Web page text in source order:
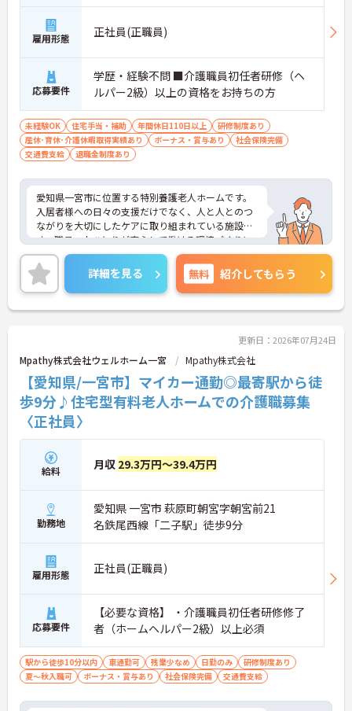
雇用形態 正社員(正職員)
応募要件
学歴・経験不問 ■介護職員初任者研修（ヘ
ルパー2級）以上の資格をお持ちの方
未経験OK 住宅手当・補助 年間休日110日以上
研修制度あり
産休･育休･介護休暇取得実績あり
ボーナス・賞与あり
社会保険完備
交通費支給
退職金制度あり
愛知県一宮市に位置する特別養護老人ホームです。
入居者様への日々の支援だけでなく、人と人とのつ
ながりを大切にしたケアに取り組まれている施設で
す。職員一人ひとりが安心して働ける環境づくりに
も力を入れており、「利用者様のためにできること
を考えたい」「信頼関係を築きながら支援に携わり
たい」という方におすすめの職場です。介護や生活
支援の技術だけでなく、相手に寄り添う姿勢を大切
にしながら成長していきたい方は、ぜひご検討くだ
詳細を見る 無料 紹介してもらう
更新日：2026年07月24日
Mpathy株式会社ウェルホーム一宮 Mpathy株式会社
【愛知県/一宮市】マイカー通勤◎最寄駅から徒
歩9分♪住宅型有料老人ホームでの介護職募集
〈正社員〉
給料 月収 29.3万円～39.4万円
勤務地
愛知県 一宮市 萩原町朝宮字朝宮前21
名鉄尾西線「二子駅」徒歩9分
雇用形態 正社員(正職員)
応募要件
【必要な資格】 ・介護職員初任者研修修了
者（ホームヘルパー2級）以上必須
駅から徒歩10分以内 車通勤可 残業少なめ 日勤のみ
研修制度あり
夏～秋入職可
ボーナス・賞与あり 社会保険完備 交通費支給